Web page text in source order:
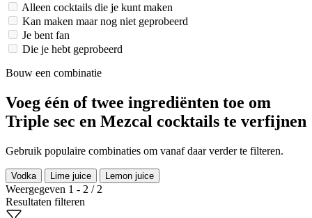
Alleen cocktails die je kunt maken
Kan maken maar nog niet geprobeerd
Je bent fan
Die je hebt geprobeerd
Bouw een combinatie
Voeg één of twee ingrediënten toe om
Triple sec en Mezcal cocktails te verfijnen
Gebruik populaire combinaties om vanaf daar verder te filteren.
Vodka Lime juice Lemon juice
Weergegeven 1 - 2 / 2
Resultaten filteren